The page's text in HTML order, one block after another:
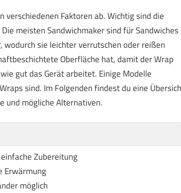
Faktoren ab. Wichtig sind die
meisten Sandwichmaker sind für Sandwiches
sie leichter verrutschen oder reißen
Oberfläche hat, damit der Wrap
gut das Gerät arbeitet. Einige Modelle
sind. Im Folgenden findest du eine
und mögliche Alternativen.
Zubereitung
Erwärmung
möglich